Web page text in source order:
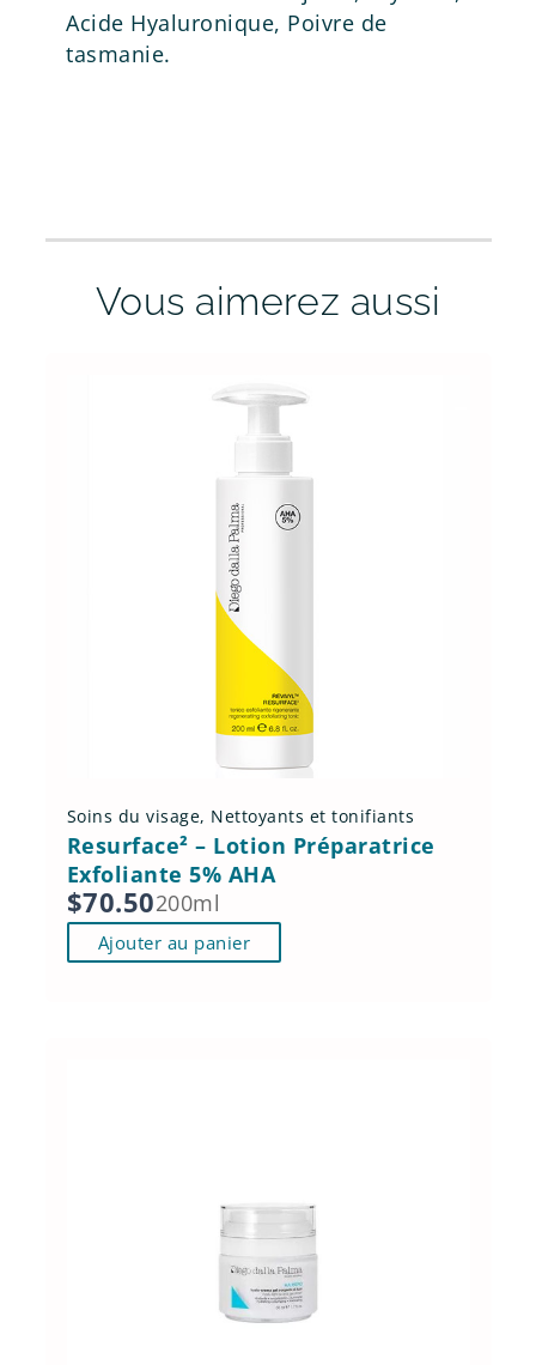
Acide Hyaluronique, Poivre de
tasmanie.
Vous aimerez aussi
Soins du visage, Nettoyants et tonifiants
Resurface² – Lotion Préparatrice
Exfoliante 5% AHA
$70.50200ml
Ajouter au panier